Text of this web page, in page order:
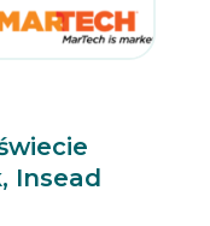
Insead